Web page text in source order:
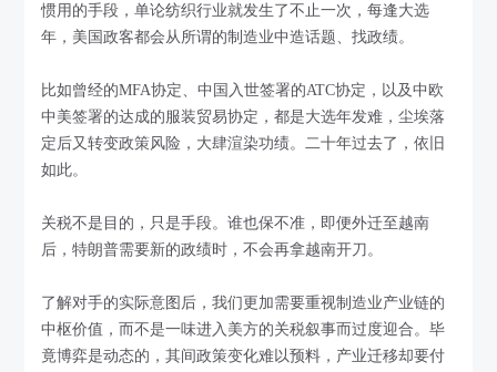
惯用的手段，单论纺织行业就发生了不止一次，每逢大选
年，美国政客都会从所谓的制造业中造话题、找政绩。
比如曾经的MFA协定、中国入世签署的ATC协定，以及中欧
中美签署的达成的服装贸易协定，都是大选年发难，尘埃落
定后又转变政策风险，大肆渲染功绩。二十年过去了，依旧
如此。
关税不是目的，只是手段。谁也保不准，即便外迁至越南
后，特朗普需要新的政绩时，不会再拿越南开刀。
了解对手的实际意图后，我们更加需要重视制造业产业链的
中枢价值，而不是一味进入美方的关税叙事而过度迎合。毕
竟博弈是动态的，其间政策变化难以预料，产业迁移却要付